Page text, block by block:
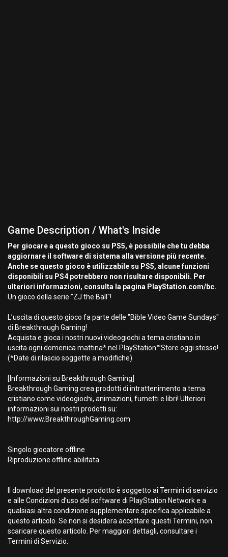
Game Description / What's Inside
Per giocare a questo gioco su PS5, è possibile che tu debba
aggiornare il software di sistema alla versione più recente.
Anche se questo gioco è utilizzabile su PS5, alcune funzioni
disponibili su PS4 potrebbero non risultare disponibili. Per
ulteriori informazioni, consulta la pagina PlayStation.com/bc.
Un gioco della serie "ZJ the Ball"!
L’uscita di questo gioco fa parte delle "Bible Video Game Sundays"
di Breakthrough Gaming!
Acquista e gioca i nostri nuovi videogiochi a tema cristiano in
uscita ogni domenica mattina* nel PlayStation™Store oggi stesso!
(*Date di rilascio soggette a modifiche)
[Informazioni su Breakthrough Gaming]
Breakthrough Gaming crea prodotti di intrattenimento a tema
cristiano come videogiochi, animazioni, fumetti e libri! Ulteriori
informazioni sui nostri prodotti su:
http://www.BreakthroughGaming.com
Singolo giocatore offline
Riproduzione offline abilitata
Il download del presente prodotto è soggetto ai Termini di servizio
e alle Condizioni d’uso del software di PlayStation Network e a
qualsiasi altra condizione supplementare specifica applicabile a
questo articolo. Se non si desidera accettare questi Termini, non
scaricare questo articolo. Per maggiori dettagli, consultare i
Termini di Servizio.